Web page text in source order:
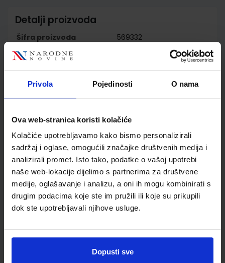
Privola Pojedinosti O nama
Ova web-stranica koristi kolačiće
Kolačiće upotrebljavamo kako bismo personalizirali
sadržaj i oglase, omogućili značajke društvenih medija i
analizirali promet. Isto tako, podatke o vašoj upotrebi
naše web-lokacije dijelimo s partnerima za društvene
medije, oglašavanje i analizu, a oni ih mogu kombinirati s
drugim podacima koje ste im pružili ili koje su prikupili
dok ste upotrebljavali njihove usluge.
Dopusti sve
Detalji proizvoda
Šifra proizvoda
569332
Jedinična mjera
ŠKOLSKA KNJIGA d.d.
Vrsta škole
4 GIMNAZIJA+STRUKOVN
Nastavni predmet
ETIKA
Reg br min
7613